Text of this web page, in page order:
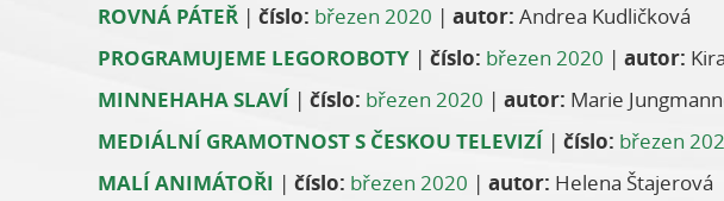
ROVNÁ PÁTEŘ | číslo: březen 2020 | autor: Andrea Kudličková
PROGRAMUJEME LEGOROBOTY | číslo: březen 2020 | autor:
MINNEHAHA SLAVÍ | číslo: březen 2020 | autor: Marie
MEDIÁLNÍ GRAMOTNOST S ČESKOU TELEVIZÍ | číslo: březen
MALÍ ANIMÁTOŘI | číslo: březen 2020 | autor: Helena Štajerová